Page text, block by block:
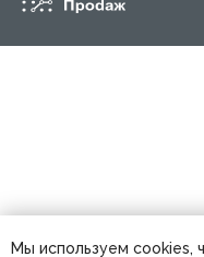
Мы используем cookies,